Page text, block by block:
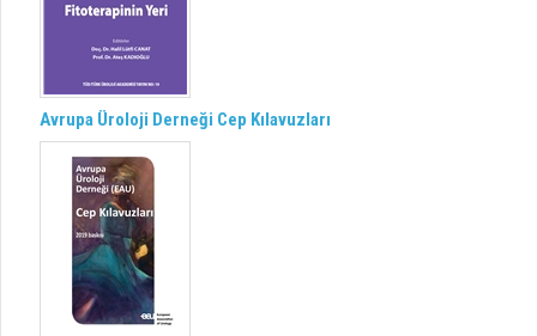
Avrupa Üroloji Derneği Cep Kılavuzları